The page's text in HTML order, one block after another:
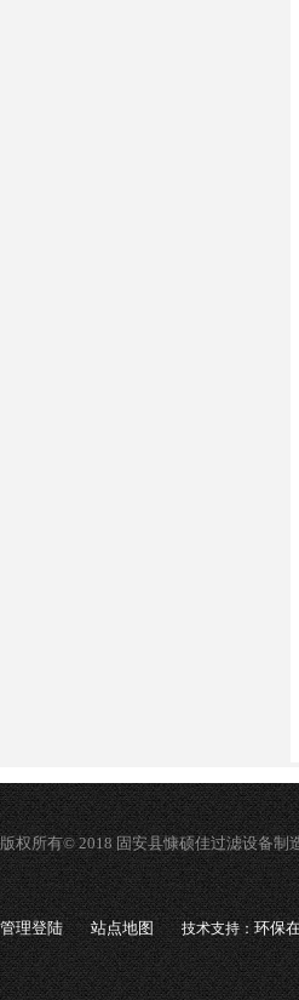
版权所有© 2018 固安县慷硕佳过滤设备制
管理登陆 站点地图 技术支持：环保